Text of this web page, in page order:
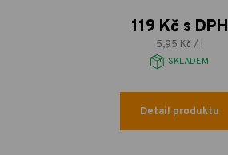
119 Kč s DPH
5,95 Kč / l
SKLADEM
Detail produktu